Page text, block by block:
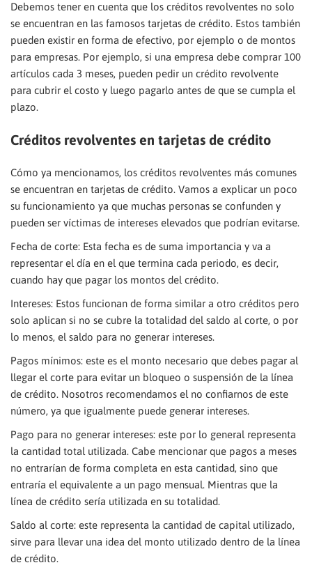
Debemos tener en cuenta que los créditos revolventes no solo
se encuentran en las famosos tarjetas de crédito. Estos también
pueden existir en forma de efectivo, por ejemplo o de montos
para empresas. Por ejemplo, si una empresa debe comprar 100
artículos cada 3 meses, pueden pedir un crédito revolvente
para cubrir el costo y luego pagarlo antes de que se cumpla el
plazo.
Créditos revolventes en tarjetas de crédito
Cómo ya mencionamos, los créditos revolventes más comunes
se encuentran en tarjetas de crédito. Vamos a explicar un poco
su funcionamiento ya que muchas personas se confunden y
pueden ser víctimas de intereses elevados que podrían evitarse.
Fecha de corte: Esta fecha es de suma importancia y va a
representar el día en el que termina cada periodo, es decir,
cuando hay que pagar los montos del crédito.
Intereses: Estos funcionan de forma similar a otro créditos pero
solo aplican si no se cubre la totalidad del saldo al corte, o por
lo menos, el saldo para no generar intereses.
Pagos mínimos: este es el monto necesario que debes pagar al
llegar el corte para evitar un bloqueo o suspensión de la línea
de crédito. Nosotros recomendamos el no confiarnos de este
número, ya que igualmente puede generar intereses.
Pago para no generar intereses: este por lo general representa
la cantidad total utilizada. Cabe mencionar que pagos a meses
no entrarían de forma completa en esta cantidad, sino que
entraría el equivalente a un pago mensual. Mientras que la
línea de crédito sería utilizada en su totalidad.
Saldo al corte: este representa la cantidad de capital utilizado,
sirve para llevar una idea del monto utilizado dentro de la línea
de crédito.